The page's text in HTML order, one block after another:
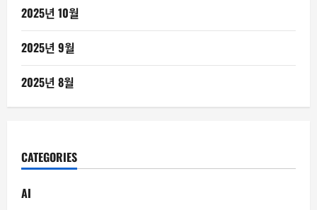
2025년 10월
2025년 9월
2025년 8월
CATEGORIES
AI